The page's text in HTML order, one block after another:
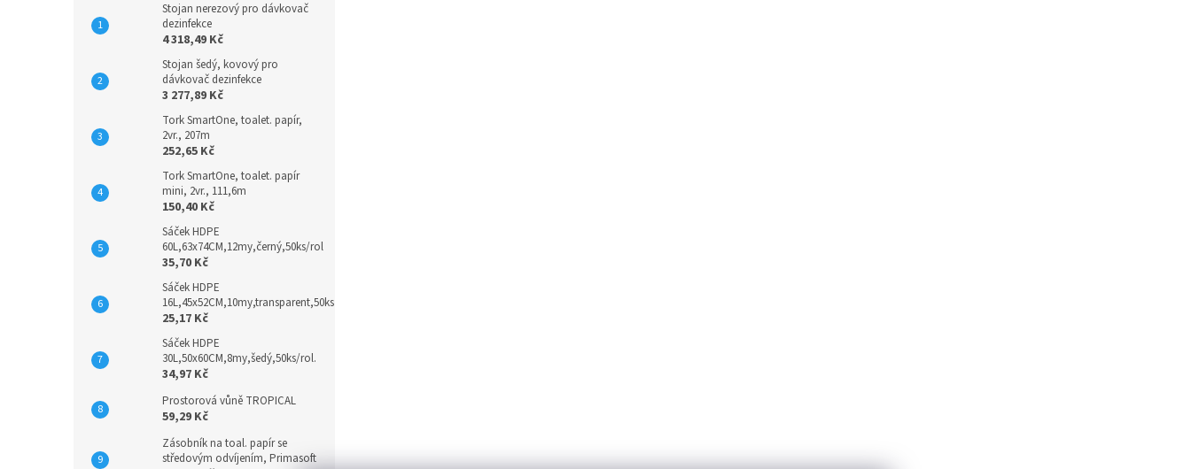
Stojan nerezový pro dávkovač
dezinfekce
4 318,49 Kč
Stojan šedý, kovový pro
dávkovač dezinfekce
3 277,89 Kč
Tork SmartOne, toalet. papír,
2vr., 207m
252,65 Kč
Tork SmartOne, toalet. papír
mini, 2vr., 111,6m
150,40 Kč
Sáček HDPE
60L,63x74CM,12my,černý,50ks/rol
35,70 Kč
Sáček HDPE
16L,45x52CM,10my,transparent,50ks
25,17 Kč
Sáček HDPE
30L,50x60CM,8my,šedý,50ks/rol.
34,97 Kč
Prostorová vůně TROPICAL
59,29 Kč
Zásobník na toal. papír se
středovým odvíjením, Primasoft